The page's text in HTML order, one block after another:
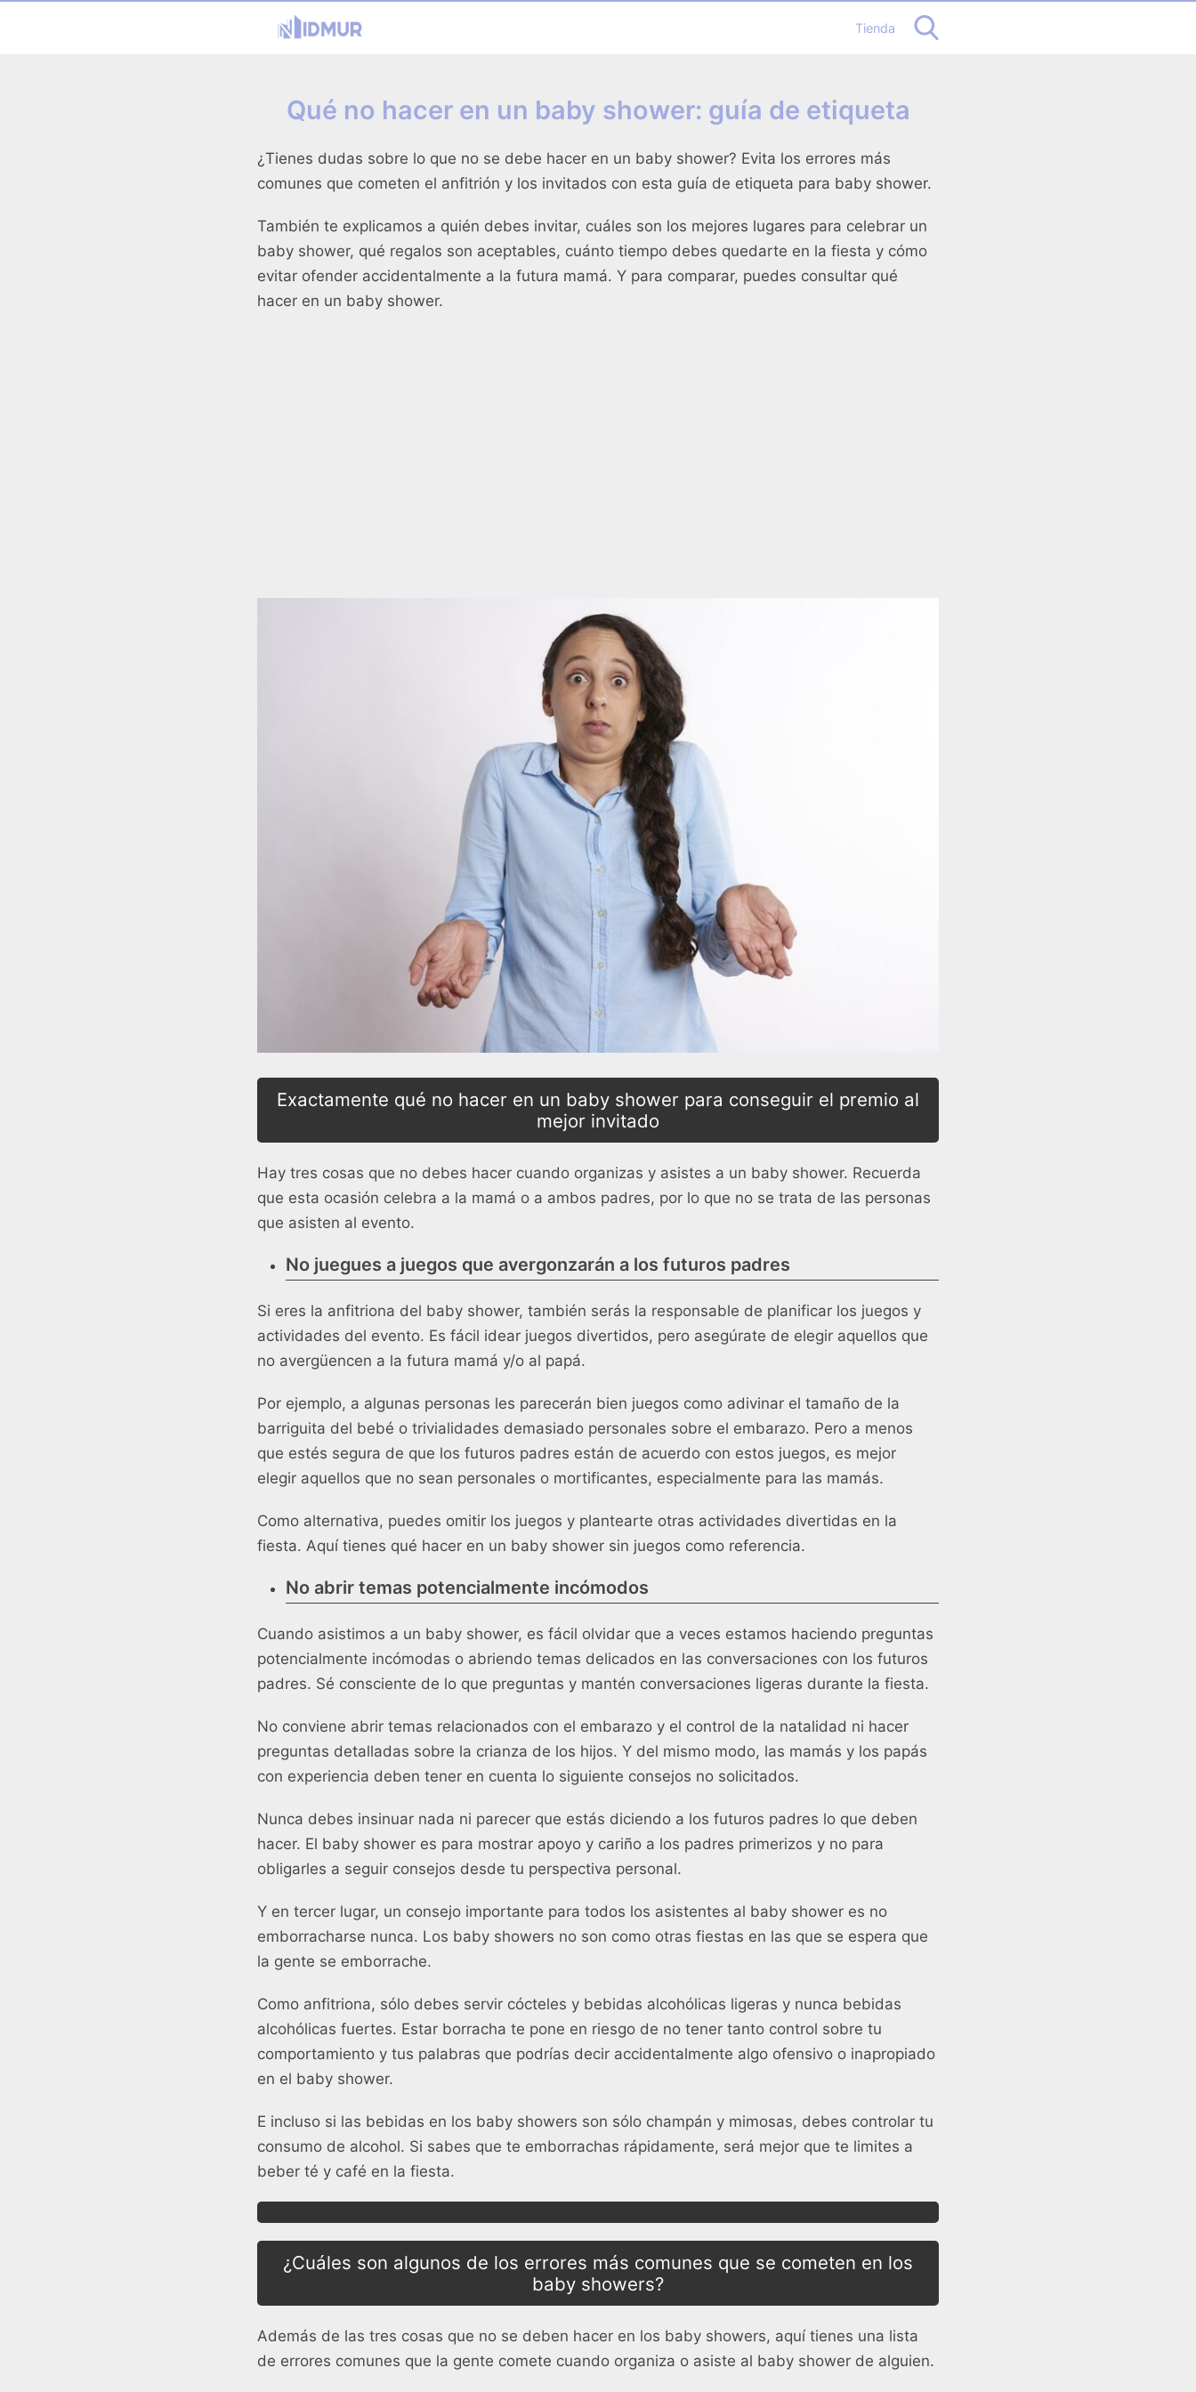
Tienda
Qué no hacer en un baby shower: guía de etiqueta
¿Tienes dudas sobre lo que no se debe hacer en un baby shower? Evita los errores más
comunes que cometen el anfitrión y los invitados con esta guía de etiqueta para baby shower.
También te explicamos a quién debes invitar, cuáles son los mejores lugares para celebrar un
baby shower, qué regalos son aceptables, cuánto tiempo debes quedarte en la fiesta y cómo
evitar ofender accidentalmente a la futura mamá. Y para comparar, puedes consultar qué
hacer en un baby shower.
Exactamente qué no hacer en un baby shower para conseguir el premio al
mejor invitado
Hay tres cosas que no debes hacer cuando organizas y asistes a un baby shower. Recuerda
que esta ocasión celebra a la mamá o a ambos padres, por lo que no se trata de las personas
que asisten al evento.
No juegues a juegos que avergonzarán a los futuros padres
Si eres la anfitriona del baby shower, también serás la responsable de planificar los juegos y
actividades del evento. Es fácil idear juegos divertidos, pero asegúrate de elegir aquellos que
no avergüencen a la futura mamá y/o al papá.
Por ejemplo, a algunas personas les parecerán bien juegos como adivinar el tamaño de la
barriguita del bebé o trivialidades demasiado personales sobre el embarazo. Pero a menos
que estés segura de que los futuros padres están de acuerdo con estos juegos, es mejor
elegir aquellos que no sean personales o mortificantes, especialmente para las mamás.
Como alternativa, puedes omitir los juegos y plantearte otras actividades divertidas en la
fiesta. Aquí tienes qué hacer en un baby shower sin juegos como referencia.
No abrir temas potencialmente incómodos
Cuando asistimos a un baby shower, es fácil olvidar que a veces estamos haciendo preguntas
potencialmente incómodas o abriendo temas delicados en las conversaciones con los futuros
padres. Sé consciente de lo que preguntas y mantén conversaciones ligeras durante la fiesta.
No conviene abrir temas relacionados con el embarazo y el control de la natalidad ni hacer
preguntas detalladas sobre la crianza de los hijos. Y del mismo modo, las mamás y los papás
con experiencia deben tener en cuenta lo siguiente consejos no solicitados.
Nunca debes insinuar nada ni parecer que estás diciendo a los futuros padres lo que deben
hacer. El baby shower es para mostrar apoyo y cariño a los padres primerizos y no para
obligarles a seguir consejos desde tu perspectiva personal.
Y en tercer lugar, un consejo importante para todos los asistentes al baby shower es no
emborracharse nunca. Los baby showers no son como otras fiestas en las que se espera que
la gente se emborrache.
Como anfitriona, sólo debes servir cócteles y bebidas alcohólicas ligeras y nunca bebidas
alcohólicas fuertes. Estar borracha te pone en riesgo de no tener tanto control sobre tu
comportamiento y tus palabras que podrías decir accidentalmente algo ofensivo o inapropiado
en el baby shower.
E incluso si las bebidas en los baby showers son sólo champán y mimosas, debes controlar tu
consumo de alcohol. Si sabes que te emborrachas rápidamente, será mejor que te limites a
beber té y café en la fiesta.
¿Cuáles son algunos de los errores más comunes que se cometen en los
baby showers?
Además de las tres cosas que no se deben hacer en los baby showers, aquí tienes una lista
de errores comunes que la gente comete cuando organiza o asiste al baby shower de alguien.